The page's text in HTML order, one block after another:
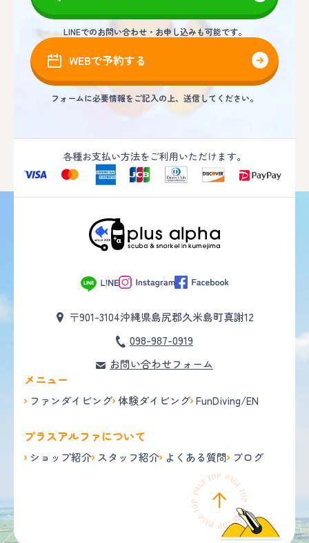
LINEでのお問い合わせ・お申し込みも可能です。
WEBで予約する
フォームに必要情報をご記入の上、送信してください。
各種お支払い方法をご利用いただけます。
〒901-3104沖縄県島尻郡久米島町真謝12
098-987-0919
お問い合わせフォーム
メニュー
ファンダイビング 体験ダイビング FunDiving/EN
プラスアルファについて
ショップ紹介 スタッフ紹介 よくある質問 ブログ